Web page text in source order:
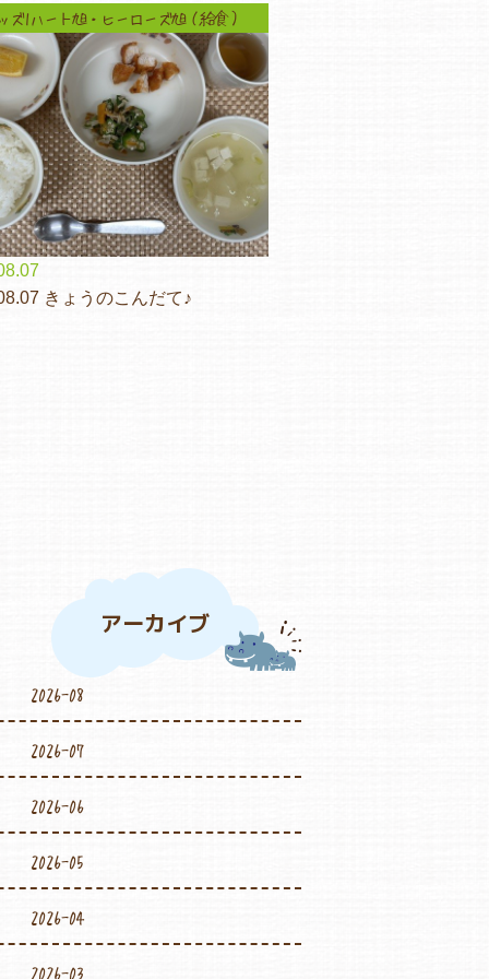
ズ1ハート旭・ヒーローズ旭（給食）
きょうのこんだて♪
アーカイブ
2026-08
2026-07
2026-06
2026-05
2026-04
2026-03